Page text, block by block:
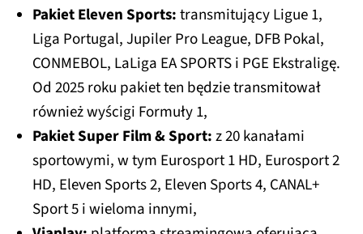
Pakiet Eleven Sports:transmitujący Ligue 1,
Liga Portugal, Jupiler Pro League, DFB Pokal,
CONMEBOL, LaLiga EA SPORTS i PGE Ekstraligę.
Od 2025 roku pakiet ten będzie transmitował
również wyścigi Formuły 1,
Pakiet Super Film & Sport: z 20 kanałami
sportowymi, w tym Eurosport 1 HD, Eurosport 2
HD, Eleven Sports 2, Eleven Sports 4, CANAL+
Sport 5 i wieloma innymi,